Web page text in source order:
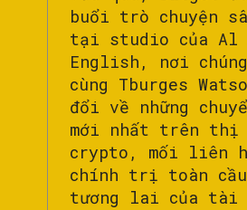
buổi trò chuyện
tại studio của Al
English, nơi
cùng Tburges
đổi về những
mới nhất trên thị
crypto, mối liên
chính trị toàn
tương lai của tài